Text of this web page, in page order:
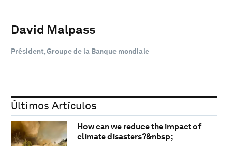
David Malpass
Président, Groupe de la Banque mondiale
Últimos Artículos
How can we reduce the impact of
climate disasters?&nbsp;